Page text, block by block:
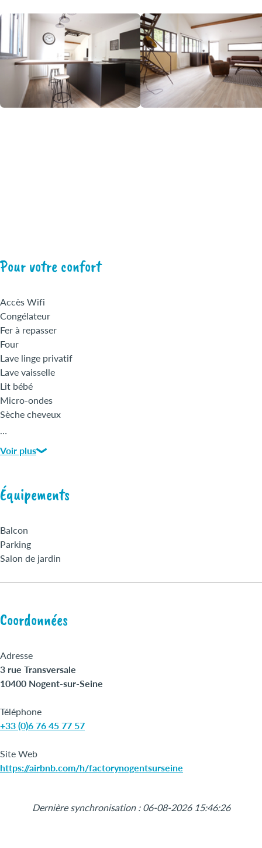
Pour votre confort
Accès Wifi
Congélateur
Fer à repasser
Four
Lave linge privatif
Lave vaisselle
Lit bébé
Micro-ondes
Sèche cheveux
Wi-Fi
…
Voir plus
Équipements
Balcon
Parking
Salon de jardin
Coordonnées
Adresse
3 rue Transversale
10400 Nogent-sur-Seine
Téléphone
+33 (0)6 76 45 77 57
Site Web
https://airbnb.com/h/factorynogentsurseine
Dernière synchronisation : 06-08-2026 15:46:26